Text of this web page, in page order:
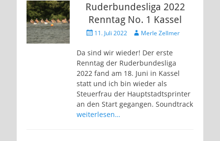
Ruderbundesliga 2022
Renntag No. 1 Kassel
Veröffentlicht
11. Juli 2022 AutorMerle Zellmer
Da sind wir wieder! Der erste
Renntag der Ruderbundesliga
2022 fand am 18. Juni in Kassel
statt und ich bin wieder als
Steuerfrau der Hauptstadtsprinter
an den Start gegangen. Soundtrack
weiterlesen…